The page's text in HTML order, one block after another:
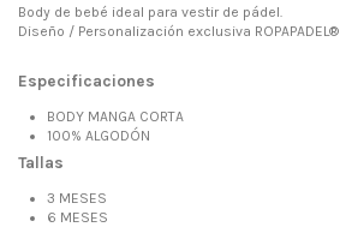
Body de bebé ideal para vestir de pádel.
Diseño / Personalización exclusiva ROPAPADEL®
Especificaciones
BODY MANGA CORTA
100% ALGODÓN
Tallas
3 MESES
6 MESES